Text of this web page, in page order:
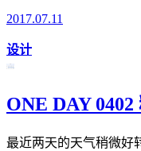
2017.07.11
设计
ONE DAY
最近两天的天气稍微好